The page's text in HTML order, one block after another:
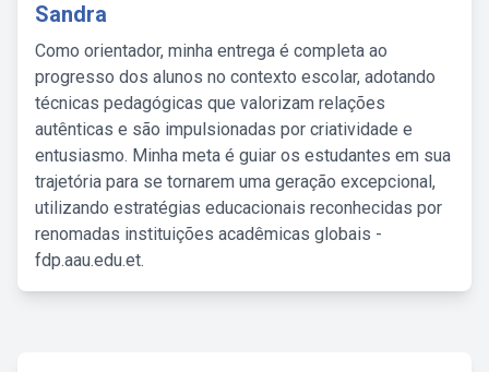
Sandra
Como orientador, minha entrega é completa ao
progresso dos alunos no contexto escolar, adotando
técnicas pedagógicas que valorizam relações
autênticas e são impulsionadas por criatividade e
entusiasmo. Minha meta é guiar os estudantes em sua
trajetória para se tornarem uma geração excepcional,
utilizando estratégias educacionais reconhecidas por
renomadas instituições acadêmicas globais -
fdp.aau.edu.et.